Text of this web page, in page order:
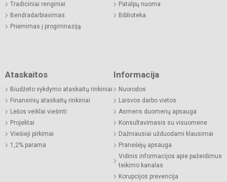
Tradiciniai renginiai
Bendradarbiavimas
Priėmimas į progimnaziją
Patalpų nuoma
Biblioteka
Ataskaitos
Biudžeto vykdymo ataskaitų rinkiniai
Finansinių ataskaitų rinkiniai
Lėšos veiklai viešinti
Projektai
Viešieji pirkimai
1,2% parama
Informacija
Nuorodos
Laisvos darbo vietos
Asmens duomenų apsauga
Konsultavimasis su visuomene
Dažniausiai užduodami klausimai
Pranešėjų apsauga
Vidinis informacijos apie pažeidimus
teikimo kanalas
Korupcijos prevencija